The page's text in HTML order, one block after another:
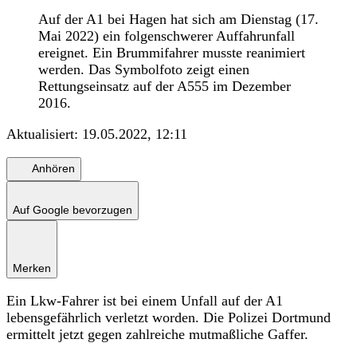
Auf der A1 bei Hagen hat sich am Dienstag (17.
Mai 2022) ein folgenschwerer Auffahrunfall
ereignet. Ein Brummifahrer musste reanimiert
werden. Das Symbolfoto zeigt einen
Rettungseinsatz auf der A555 im Dezember
2016.
Aktualisiert: 19.05.2022, 12:11
Anhören
Auf Google bevorzugen
Merken
Ein Lkw-Fahrer ist bei einem Unfall auf der A1
lebensgefährlich verletzt worden. Die Polizei Dortmund
ermittelt jetzt gegen zahlreiche mutmaßliche Gaffer.